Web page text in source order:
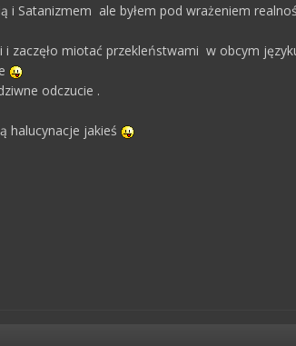
i Satanizmem ale byłem pod wrażeniem
zaczęło miotać przekleństwami w obcym
odczucie .
halucynacje jakieś